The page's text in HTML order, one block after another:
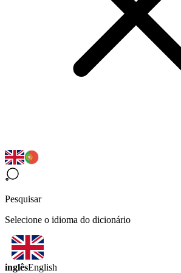
Pesquisar
Selecione o idioma do dicionário
inglêsEnglish